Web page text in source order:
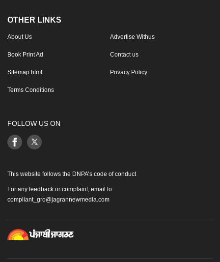
OTHER LINKS
About Us Advertise Withus
Book Print Ad Contact us
Sitemap.html Privacy Policy
Terms Conditions
FOLLOW US ON
This website follows the DNPA’s code of conduct
For any feedback or complaint, email to:
compliant_gro@jagrannewmedia.com